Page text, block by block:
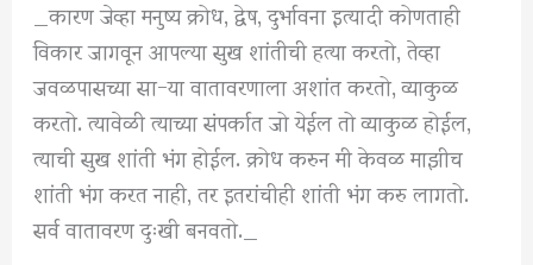
_कारण जेव्हा मनुष्य क्रोध, द्वेष, दुर्भावना इत्यादी कोणताही
विकार जागवून आपल्या सुख शांतीची हत्या करतो, तेव्हा
जवळपासच्या सा-या वातावरणाला अशांत करतो, व्याकुळ
करतो. त्यावेळी त्याच्या संपर्कात जो येईल तो व्याकुळ होईल,
त्याची सुख शांती भंग होईल. क्रोध करुन मी केवळ माझीच
शांती भंग करत नाही, तर इतरांचीही शांती भंग करु लागतो.
सर्व वातावरण दुःखी बनवतो._